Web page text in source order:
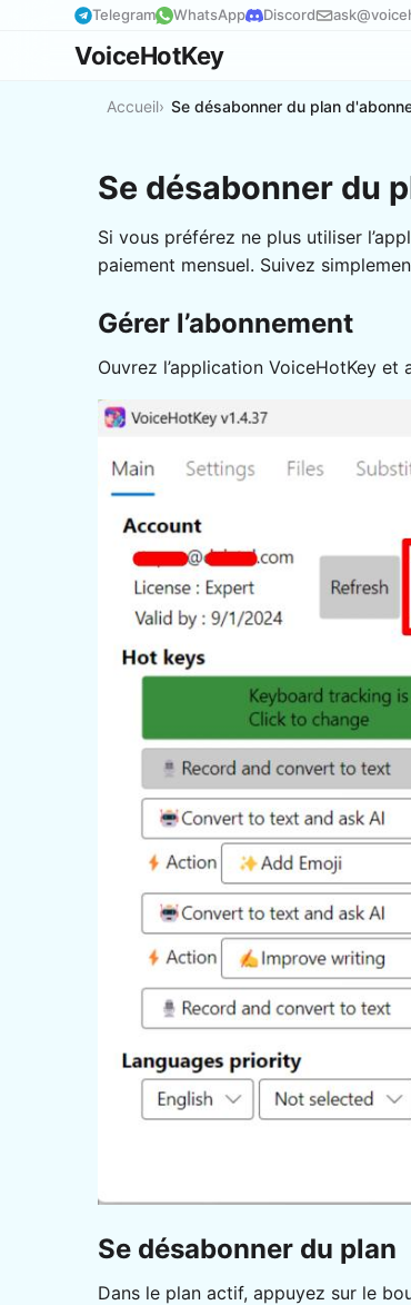
Telegram WhatsApp Discord
VoiceHotKey
Accueil Se désabonner du plan
Se désabonner du
Si vous préférez ne plus utiliser
paiement mensuel. Suivez
Gérer l’abonnement
Ouvrez l’application VoiceHotKey
Se désabonner du plan
Dans le plan actif, appuyez sur le